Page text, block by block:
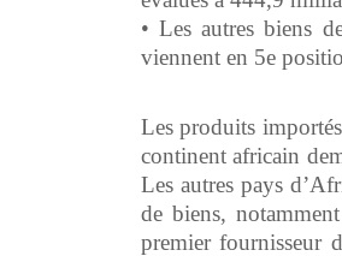
• Les autres biens
viennent en 5e
Les produits
continent africain
Les autres pays
de biens,
premier fournisseur